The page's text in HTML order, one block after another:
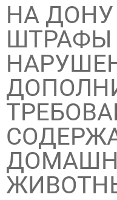
НА
ШТРАФЫ